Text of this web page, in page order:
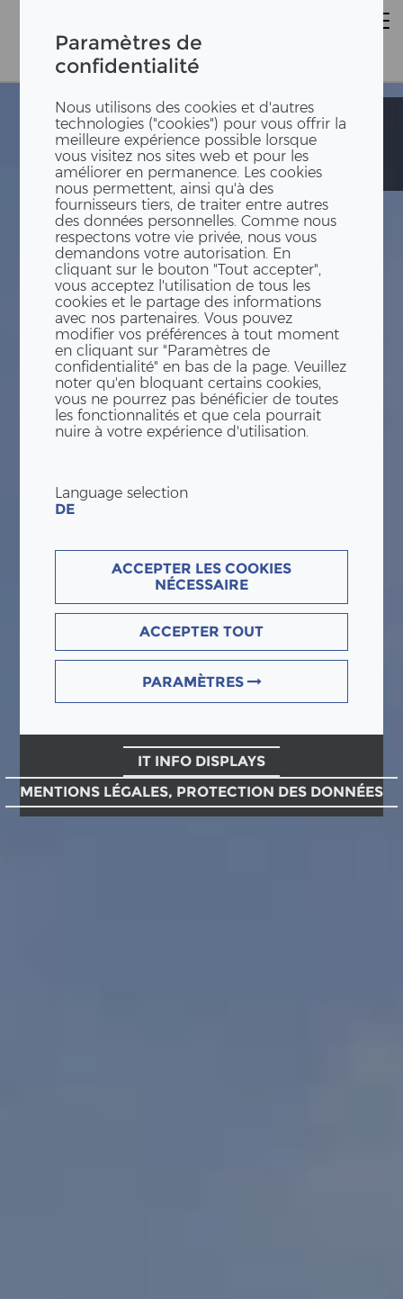
Paramètres de
confidentialité
Nous utilisons des cookies et d'autres
technologies ("cookies") pour vous offrir la
meilleure expérience possible lorsque
vous visitez nos sites web et pour les
améliorer en permanence. Les cookies
nous permettent, ainsi qu'à des
fournisseurs tiers, de traiter entre autres
des données personnelles. Comme nous
respectons votre vie privée, nous vous
demandons votre autorisation. En
cliquant sur le bouton "Tout accepter",
vous acceptez l'utilisation de tous les
cookies et le partage des informations
avec nos partenaires. Vous pouvez
modifier vos préférences à tout moment
en cliquant sur "Paramètres de
confidentialité" en bas de la page. Veuillez
noter qu'en bloquant certains cookies,
vous ne pourrez pas bénéficier de toutes
les fonctionnalités et que cela pourrait
nuire à votre expérience d'utilisation.
Language selection
DE
ACCEPTER LES COOKIES
NÉCESSAIRE
ACCEPTER TOUT
PARAMÈTRES
IT INFO DISPLAYS
MENTIONS LÉGALES, PROTECTION DES DONNÉES
Ecoles
provisoires In
der Ey et
Triemli
Ecoles
provisoires In
der Ey et
Triemli